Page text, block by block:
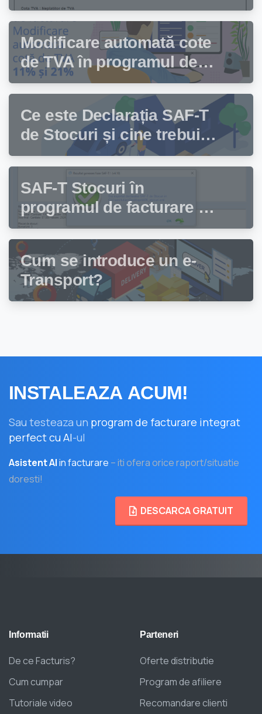
facturare Facturis
Modificare automată cote
de TVA în programul de
facturare Facturis
Ce este Declarația SAF-T
de Stocuri și cine trebuie
să depună această
declarație?
SAF-T Stocuri în
programul de facturare și
gestiune stocuri Facturis
Cum se introduce un e-
Transport?
INSTALEAZA ACUM!
Sau testeaza un program de facturare integrat
perfect cu AI-ul
Asistent AIin facturare – iti ofera orice raport/situatie
doresti!
DESCARCA GRATUIT
Informatii
De ce Facturis?
Cum cumpar
Tutoriale video
Parteneri
Oferte distributie
Program de afiliere
Recomandare clienti